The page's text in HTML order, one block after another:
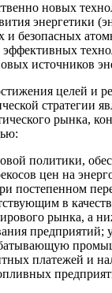
новых
энергетики
и безопасных
эффективных
источников
целей и
стратегии
рынка,
политики,
цен на
постепенном
в
рынка, а
предприятий;
платежей и